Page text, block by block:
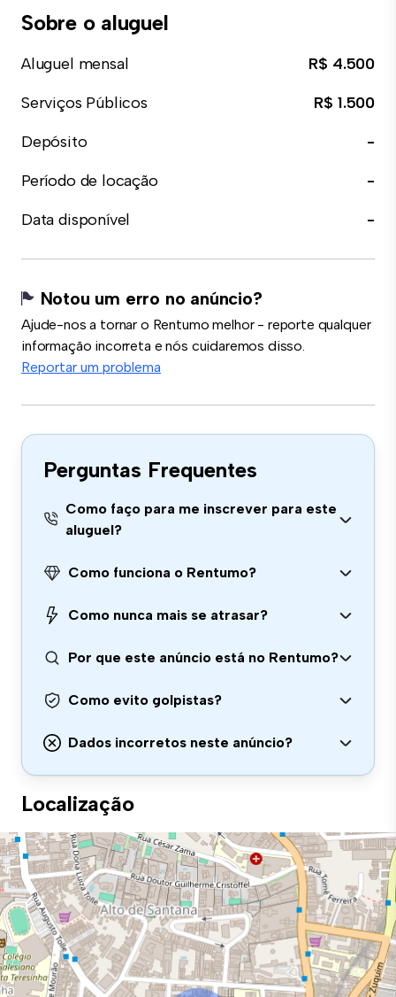
Sobre o aluguel
Aluguel mensal
R$ 4.500
Serviços Públicos
R$ 1.500
Depósito
-
Período de locação
-
Data disponível
-
Notou um erro no anúncio?
Ajude-nos a tornar o Rentumo melhor - reporte qualquer
informação incorreta e nós cuidaremos disso.
Reportar um problema
Perguntas Frequentes
Como faço para me inscrever para este
aluguel?
Como funciona o Rentumo?
Como nunca mais se atrasar?
Por que este anúncio está no Rentumo?
Como evito golpistas?
Dados incorretos neste anúncio?
Localização